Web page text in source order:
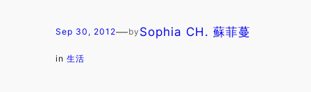
Sep 30, 2012—by Sophia CH. 蘇菲蔓
in 生活